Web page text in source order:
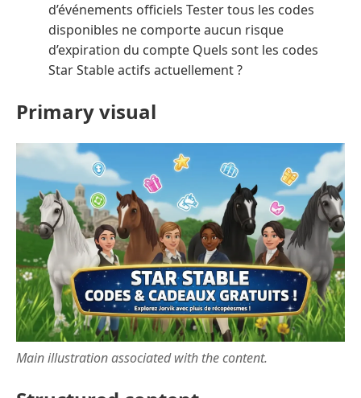
d’événements officiels Tester tous les codes
disponibles ne comporte aucun risque
d’expiration du compte Quels sont les codes
Star Stable actifs actuellement ?
Primary visual
Main illustration associated with the content.